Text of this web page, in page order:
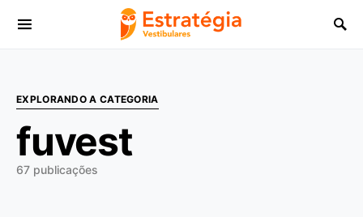
Procurar:
EXPLORANDO A CATEGORIA
fuvest
67 publicações